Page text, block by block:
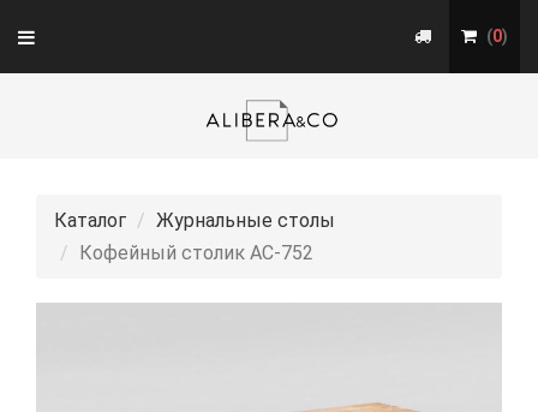
Toggle
navigation
(0)
Каталог
Журнальные столы
Кофейный столик АС-752